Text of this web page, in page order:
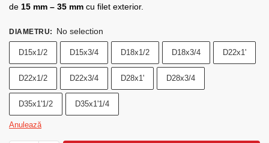
de 15 mm – 35 mm cu filet exterior.
DIAMETRU: No selection
D15x1/2 D15x3/4 D18x1/2 D18x3/4 D22x1'
D22x1/2 D22x3/4 D28x1' D28x3/4
D35x1'1/2 D35x1'1/4
Anulează